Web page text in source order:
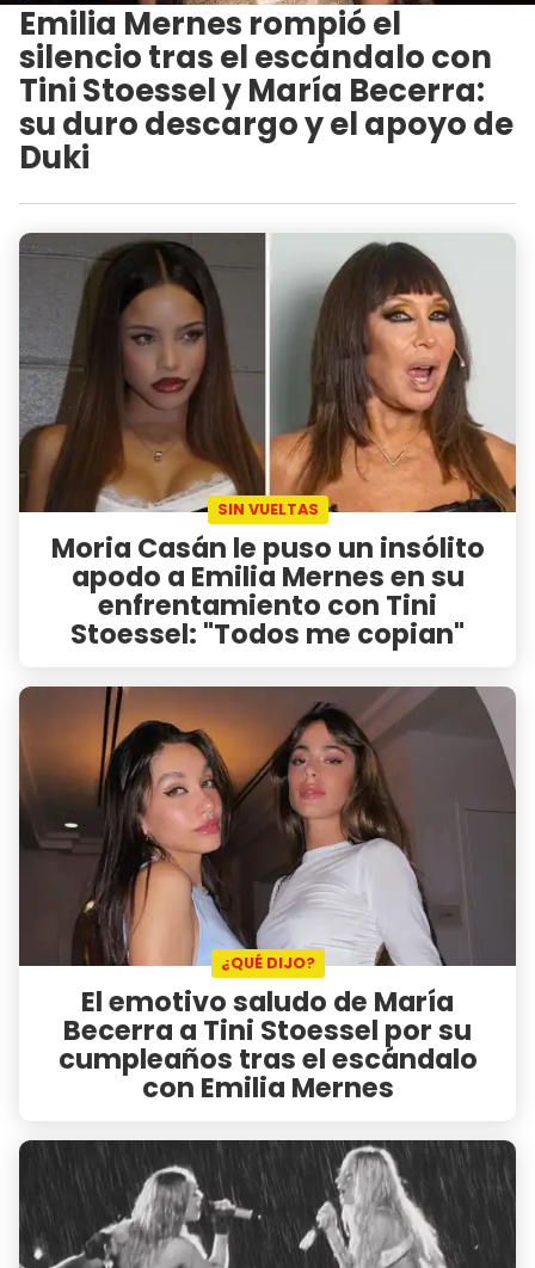
Emilia Mernes rompió el
silencio tras el escándalo con
Tini Stoessel y María Becerra:
su duro descargo y el apoyo de
Duki
SIN VUELTAS
Moria Casán le puso un insólito
apodo a Emilia Mernes en su
enfrentamiento con Tini
Stoessel: "Todos me copian"
¿QUÉ DIJO?
El emotivo saludo de María
Becerra a Tini Stoessel por su
cumpleaños tras el escándalo
con Emilia Mernes